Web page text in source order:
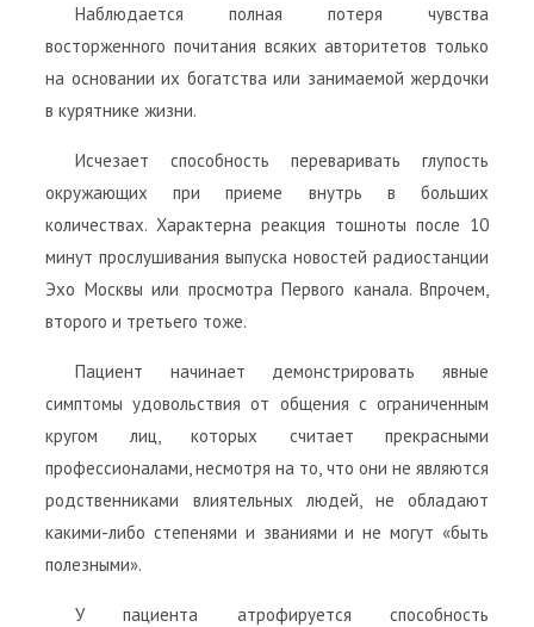
Наблюдается полная потеря чувства
восторженного почитания всяких авторитетов только
на основании их богатства или занимаемой жердочки
в курятнике жизни.
Исчезает способность переваривать глупость
окружающих при приеме внутрь в больших
количествах. Характерна реакция тошноты после 10
минут прослушивания выпуска новостей радиостанции
Эхо Москвы или просмотра Первого канала. Впрочем,
второго и третьего тоже.
Пациент начинает демонстрировать явные
симптомы удовольствия от общения с ограниченным
кругом лиц, которых считает прекрасными
профессионалами, несмотря на то, что они не являются
родственниками влиятельных людей, не обладают
какими-либо степенями и званиями и не могут «быть
полезными».
У пациента атрофируется способность